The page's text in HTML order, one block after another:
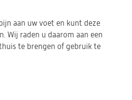
aan uw voet en kunt deze
Wij raden u daarom aan een
te brengen of gebruik te